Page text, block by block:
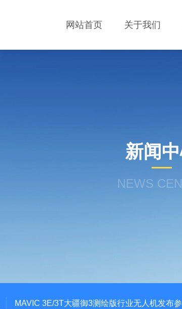
网站首页 关于我们
新闻
NEWS
MAVIC 3E/3T大疆御3测绘版行业无人机发布